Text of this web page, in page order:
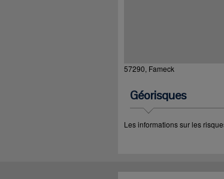
57290, Fameck
Géorisques
Les informations sur les